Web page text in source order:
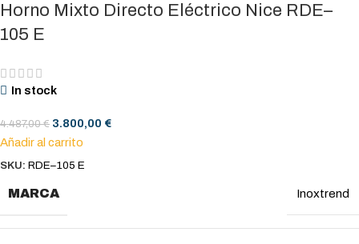
Horno Mixto Directo Eléctrico Nice RDE–
105 E
In stock
4.487,00€ 3.800,00 €
Añadir al carrito
SKU: RDE–105 E
MARCA Inoxtrend